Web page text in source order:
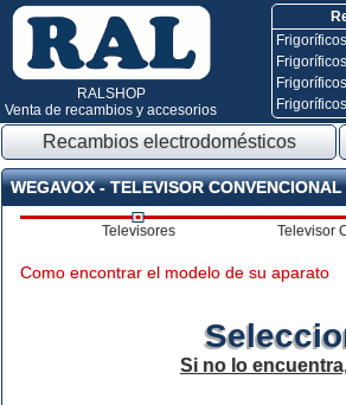
RALSHOP
Venta de recambios y accesorios
Frigoríficos
Frigoríficos
Frigoríficos
Recambios electrodomésticos
WEGAVOX - TELEVISOR
Televisores Televisor
Como encontrar el modelo de su aparato
Si no lo